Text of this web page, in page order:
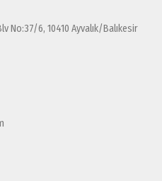
No:37/6, 10410 Ayvalık/Balıkesir